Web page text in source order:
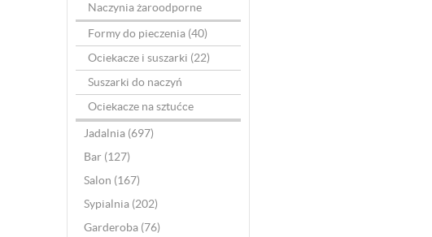
Naczynia żaroodporne
Formy do pieczenia (40)
Ociekacze i suszarki (22)
Suszarki do naczyń
Ociekacze na sztućce
Jadalnia (697)
Bar (127)
Salon (167)
Sypialnia (202)
Garderoba (76)